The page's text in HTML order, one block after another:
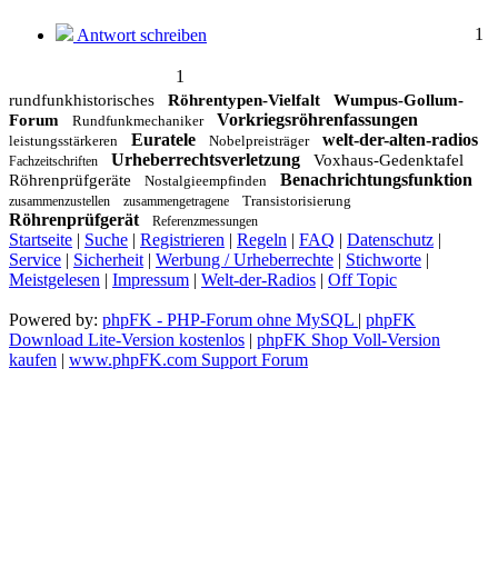
Antwort schreiben 1
1
rundfunkhistorisches Röhrentypen-Vielfalt
Wumpus-Gollum-
Forum
Rundfunkmechaniker Vorkriegsröhrenfassungen
leistungsstärkeren Euratele Nobelpreisträger welt-der-alten-radios
Fachzeitschriften Urheberrechtsverletzung
Voxhaus-Gedenktafel
Röhrenprüfgeräte
Nostalgieempfinden Benachrichtungsfunktion
zusammenzustellen zusammengetragene Transistorisierung
Röhrenprüfgerät Referenzmessungen
Startseite | Suche | Registrieren | Regeln | FAQ | Datenschutz |
Service | Sicherheit | Werbung / Urheberrechte | Stichworte |
Meistgelesen | Impressum | Welt-der-Radios | Off Topic
Powered by: phpFK - PHP-Forum ohne MySQL | phpFK
Download Lite-Version kostenlos | phpFK Shop Voll-Version
kaufen | www.phpFK.com Support Forum